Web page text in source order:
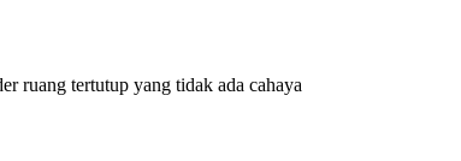
ruang tertutup yang tidak ada cahaya